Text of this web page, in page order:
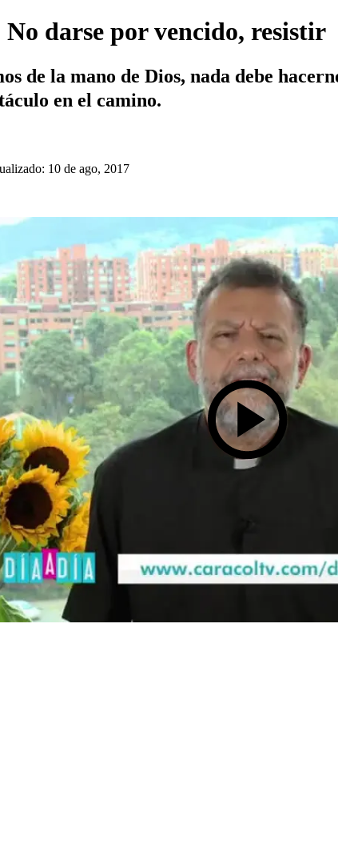
darse por vencido, resistir
de la mano de Dios, nada debe
en el camino.
10 de ago, 2017